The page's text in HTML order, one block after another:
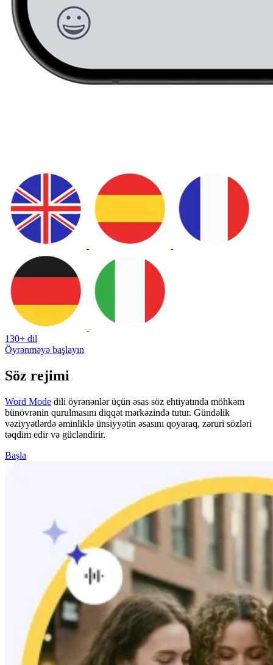
130+ dil
Öyrənməyə başlayın
Söz rejimi
Word Mode dili öyrənənlər üçün əsas söz ehtiyatında möhkəm
bünövrənin qurulmasını diqqət mərkəzində tutur. Gündəlik
vəziyyətlərdə əminliklə ünsiyyətin əsasını qoyaraq, zəruri sözləri
təqdim edir və gücləndirir.
Başla